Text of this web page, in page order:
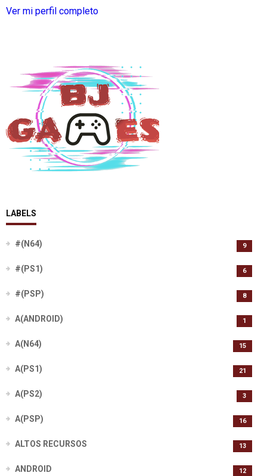
Ver mi perfil completo
LABELS
#(N64) 9
#(PS1) 6
#(PSP) 8
A(ANDROID) 1
A(N64) 15
A(PS1) 21
A(PS2) 3
A(PSP) 16
ALTOS RECURSOS 13
ANDROID 12